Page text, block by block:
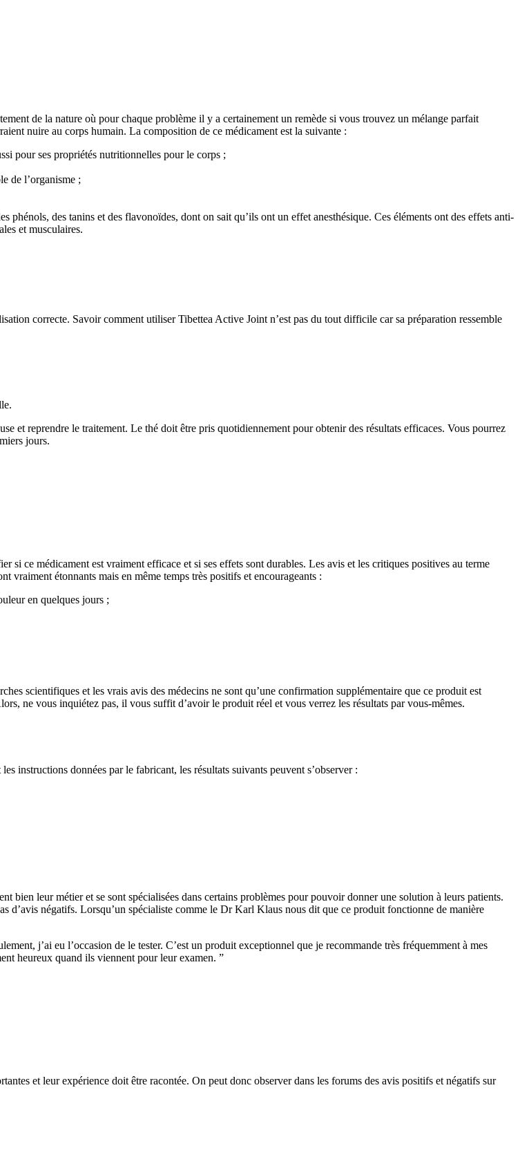
de la nature où pour chaque problème il y a certainement un remède si vous trouvez un mélange parfait
nuire au corps humain. La composition de ce médicament est la suivante :
pour ses propriétés nutritionnelles pour le corps ;
de l’organisme ;
phénols, des tanins et des flavonoïdes, dont on sait qu’ils ont un effet anesthésique. Ces éléments ont des effets anti-
et musculaires.
correcte. Savoir comment utiliser Tibettea Active Joint n’est pas du tout difficile car sa préparation ressemble
et reprendre le traitement. Le thé doit être pris quotidiennement pour obtenir des résultats efficaces. Vous pourrez
jours.
si ce médicament est vraiment efficace et si ses effets sont durables. Les avis et les critiques positives au terme
vraiment étonnants mais en même temps très positifs et encourageants :
en quelques jours ;
scientifiques et les vrais avis des médecins ne sont qu’une confirmation supplémentaire que ce produit est
ne vous inquiétez pas, il vous suffit d’avoir le produit réel et vous verrez les résultats par vous-mêmes.
instructions données par le fabricant, les résultats suivants peuvent s’observer :
bien leur métier et se sont spécialisées dans certains problèmes pour pouvoir donner une solution à leurs patients.
d’avis négatifs. Lorsqu’un spécialiste comme le Dr Karl Klaus nous dit que ce produit fonctionne de manière
j’ai eu l’occasion de le tester. C’est un produit exceptionnel que je recommande très fréquemment à mes
heureux quand ils viennent pour leur examen. ”
et leur expérience doit être racontée. On peut donc observer dans les forums des avis positifs et négatifs sur